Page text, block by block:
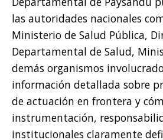
las autoridades nacionales
Ministerio de Salud Pública,
Departamental de Salud,
demás organismos
información detallada sobre
de actuación en frontera y
instrumentación,
institucionales claramente